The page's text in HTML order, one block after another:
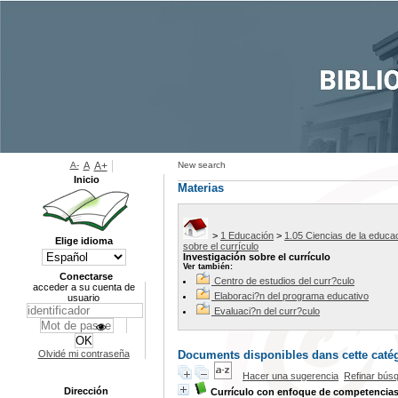
New search
Materias
> 1 Educación > 1.05 Ciencias de la
sobre el currículo
Investigación sobre el currículo
Ver también:
Centro de estudios del curr?culo
Elaboraci?n del programa educativo
Evaluaci?n del curr?culo
Documents disponibles dans cette
Hacer una sugerencia Refinar
Currículo con enfoque de competencias
A- A A+
Inicio
Elige idioma
Conectarse
acceder a su cuenta de
usuario
Olvidé mi contraseña
Dirección